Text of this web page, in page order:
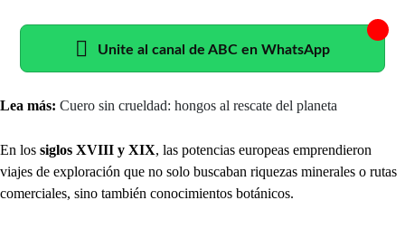
Unite al canal de ABC en WhatsApp
Lea más: Cuero sin crueldad: hongos al rescate del planeta
En los siglos XVIII y XIX, las potencias europeas emprendieron
viajes de exploración que no solo buscaban riquezas minerales o rutas
comerciales, sino también conocimientos botánicos.